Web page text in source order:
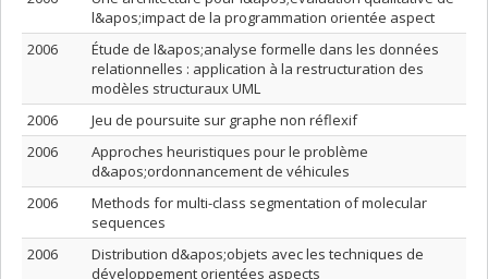
l&apos;impact de la programmation orientée aspect
2006
Étude de l&apos;analyse formelle dans les données
relationnelles : application à la restructuration des
modèles structuraux UML
2006
Jeu de poursuite sur graphe non réflexif
2006
Approches heuristiques pour le problème
d&apos;ordonnancement de véhicules
2006
Methods for multi-class segmentation of molecular
sequences
2006
Distribution d&apos;objets avec les techniques de
développement orientées aspects